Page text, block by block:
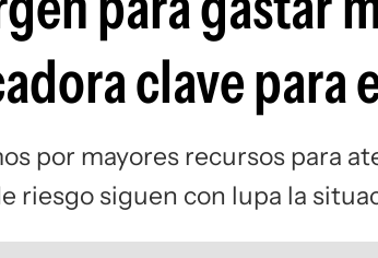
clave para
por mayores recursos para
riesgo siguen con lupa la